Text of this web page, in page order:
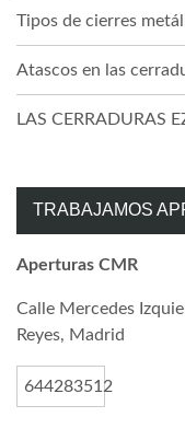
Tipos de cierres
Atascos en las
LAS CERRADURAS
TRABAJAMOS
Aperturas CMR
Calle Mercedes
Reyes, Madrid
644283512